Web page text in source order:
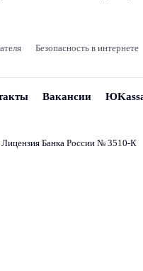
Безопасность в интернете
Вакансии
Лицензия Банка России № 3510‑К